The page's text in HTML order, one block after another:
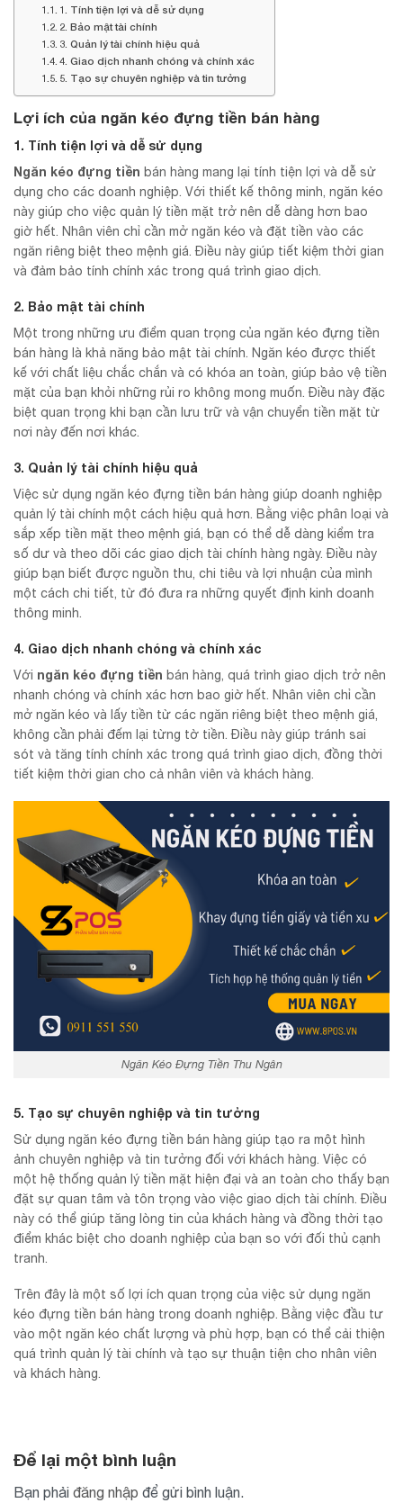
1. Tính tiện lợi và dễ sử dụng
2. Bảo mật tài chính
3. Quản lý tài chính hiệu quả
4. Giao dịch nhanh chóng và chính xác
5. Tạo sự chuyên nghiệp và tin tưởng
Lợi ích của ngăn kéo đựng tiền bán hàng
1. Tính tiện lợi và dễ sử dụng
Ngăn kéo đựng tiền bán hàng mang lại tính tiện lợi và dễ sử
dụng cho các doanh nghiệp. Với thiết kế thông minh, ngăn kéo
này giúp cho việc quản lý tiền mặt trở nên dễ dàng hơn bao
giờ hết. Nhân viên chỉ cần mở ngăn kéo và đặt tiền vào các
ngăn riêng biệt theo mệnh giá. Điều này giúp tiết kiệm thời gian
và đảm bảo tính chính xác trong quá trình giao dịch.
2. Bảo mật tài chính
Một trong những ưu điểm quan trọng của ngăn kéo đựng tiền
bán hàng là khả năng bảo mật tài chính. Ngăn kéo được thiết
kế với chất liệu chắc chắn và có khóa an toàn, giúp bảo vệ tiền
mặt của bạn khỏi những rủi ro không mong muốn. Điều này đặc
biệt quan trọng khi bạn cần lưu trữ và vận chuyển tiền mặt từ
nơi này đến nơi khác.
3. Quản lý tài chính hiệu quả
Việc sử dụng ngăn kéo đựng tiền bán hàng giúp doanh nghiệp
quản lý tài chính một cách hiệu quả hơn. Bằng việc phân loại và
sắp xếp tiền mặt theo mệnh giá, bạn có thể dễ dàng kiểm tra
số dư và theo dõi các giao dịch tài chính hàng ngày. Điều này
giúp bạn biết được nguồn thu, chi tiêu và lợi nhuận của mình
một cách chi tiết, từ đó đưa ra những quyết định kinh doanh
thông minh.
4. Giao dịch nhanh chóng và chính xác
Với ngăn kéo đựng tiền bán hàng, quá trình giao dịch trở nên
nhanh chóng và chính xác hơn bao giờ hết. Nhân viên chỉ cần
mở ngăn kéo và lấy tiền từ các ngăn riêng biệt theo mệnh giá,
không cần phải đếm lại từng tờ tiền. Điều này giúp tránh sai
sót và tăng tính chính xác trong quá trình giao dịch, đồng thời
tiết kiệm thời gian cho cả nhân viên và khách hàng.
Ngăn Kéo Đựng Tiền Thu Ngân
5. Tạo sự chuyên nghiệp và tin tưởng
Sử dụng ngăn kéo đựng tiền bán hàng giúp tạo ra một hình
ảnh chuyên nghiệp và tin tưởng đối với khách hàng. Việc có
một hệ thống quản lý tiền mặt hiện đại và an toàn cho thấy bạn
đặt sự quan tâm và tôn trọng vào việc giao dịch tài chính. Điều
này có thể giúp tăng lòng tin của khách hàng và đồng thời tạo
điểm khác biệt cho doanh nghiệp của bạn so với đối thủ cạnh
tranh.
Trên đây là một số lợi ích quan trọng của việc sử dụng ngăn
kéo đựng tiền bán hàng trong doanh nghiệp. Bằng việc đầu tư
vào một ngăn kéo chất lượng và phù hợp, bạn có thể cải thiện
quá trình quản lý tài chính và tạo sự thuận tiện cho nhân viên
và khách hàng.
Để lại một bình luận
Bạn phải đăng nhập để gửi bình luận.